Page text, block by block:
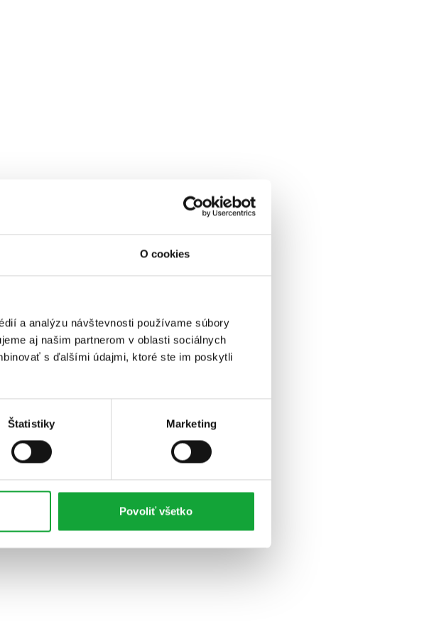
O cookies
a analýzu návštevnosti používame súbory
aj našim partnerom v oblasti sociálnych
s ďalšími údajmi, ktoré ste im poskytli
Štatistiky Marketing
Povoliť všetko